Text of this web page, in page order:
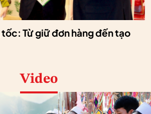
Từ giữ đơn hàng đến tạo
Video